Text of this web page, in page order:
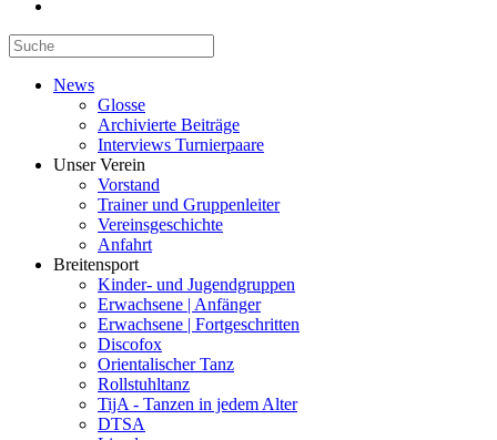
News
Glosse
Archivierte Beiträge
Interviews Turnierpaare
Unser Verein
Vorstand
Trainer und Gruppenleiter
Vereinsgeschichte
Anfahrt
Breitensport
Kinder- und Jugendgruppen
Erwachsene | Anfänger
Erwachsene | Fortgeschritten
Discofox
Orientalischer Tanz
Rollstuhltanz
TijA - Tanzen in jedem Alter
DTSA